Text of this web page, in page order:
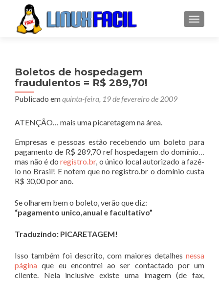
Boletos de hospedagem
fraudulentos = R$ 289,70!
Publicado emquinta-feira, 19 de fevereiro de 2009
ATENÇÃO… mais uma picaretagem na área.
Empresas e pessoas estão recebendo um boleto para
pagamento de R$ 289,70 ref hospedagem do domínio…
mas não é do registro.br, o único local autorizado a fazê-
lo no Brasil! E notem que no registro.br o domínio custa
R$ 30,00 por ano.
Se olharem bem o boleto, verão que diz:
“pagamento unico,anual e facultativo”
Traduzindo: PICARETAGEM!
Isso também foi descrito, com maiores detalhes nessa
página que eu encontrei ao ser contactado por um
cliente. Nela inclusive existe uma imagem (de fax,